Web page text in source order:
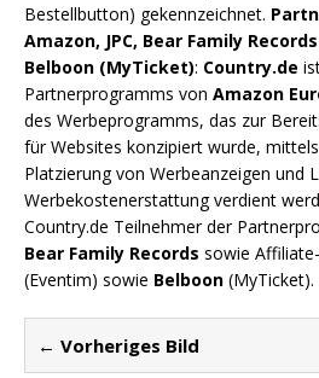
Bestellbutton) gekennzeichnet.
Amazon, JPC, Bear Family
Belboon (MyTicket): Country.de
Partnerprogramms von Amazon
des Werbeprogramms, das zur
für Websites konzipiert wurde,
Platzierung von Werbeanzeigen und
Werbekostenerstattung verdient
Country.de Teilnehmer der
Bear Family Records sowie
(Eventim) sowie Belboon (MyTicket).
← Vorheriges Bild